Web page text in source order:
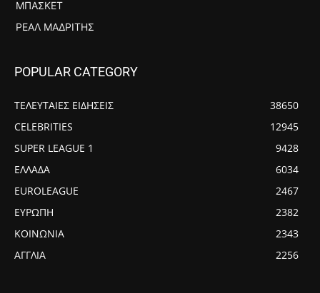
ΜΠΆΣΚΕΤ
ΡΕΆΛ ΜΑΔΡΊΤΗΣ
POPULAR CATEGORY
ΤΕΛΕΥΤΑΙΕΣ ΕΙΔΗΣΕΙΣ
38650
CELEBRITIES
12945
SUPER LEAGUE 1
9428
ΕΛΛΑΔΑ
6034
EUROLEAGUE
2467
ΕΥΡΩΠΗ
2382
ΚΟΙΝΩΝΙΑ
2343
ΑΓΓΛΙΑ
2256